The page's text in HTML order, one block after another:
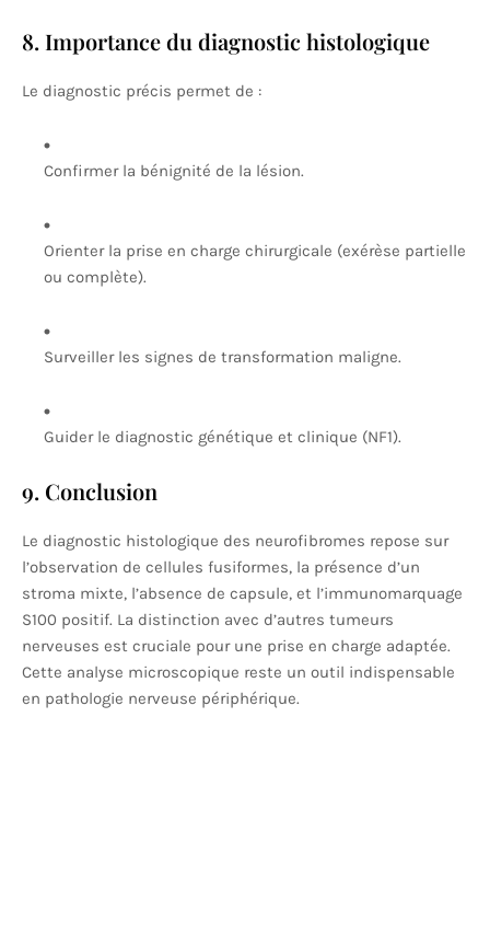
8. Importance du diagnostic histologique
Le diagnostic précis permet de :
Confirmer la bénignité de la lésion.
Orienter la prise en charge chirurgicale (exérèse partielle
ou complète).
Surveiller les signes de transformation maligne.
Guider le diagnostic génétique et clinique (NF1).
9. Conclusion
Le diagnostic histologique des neurofibromes repose sur
l’observation de cellules fusiformes, la présence d’un
stroma mixte, l’absence de capsule, et l’immunomarquage
S100 positif. La distinction avec d’autres tumeurs
nerveuses est cruciale pour une prise en charge adaptée.
Cette analyse microscopique reste un outil indispensable
en pathologie nerveuse périphérique.